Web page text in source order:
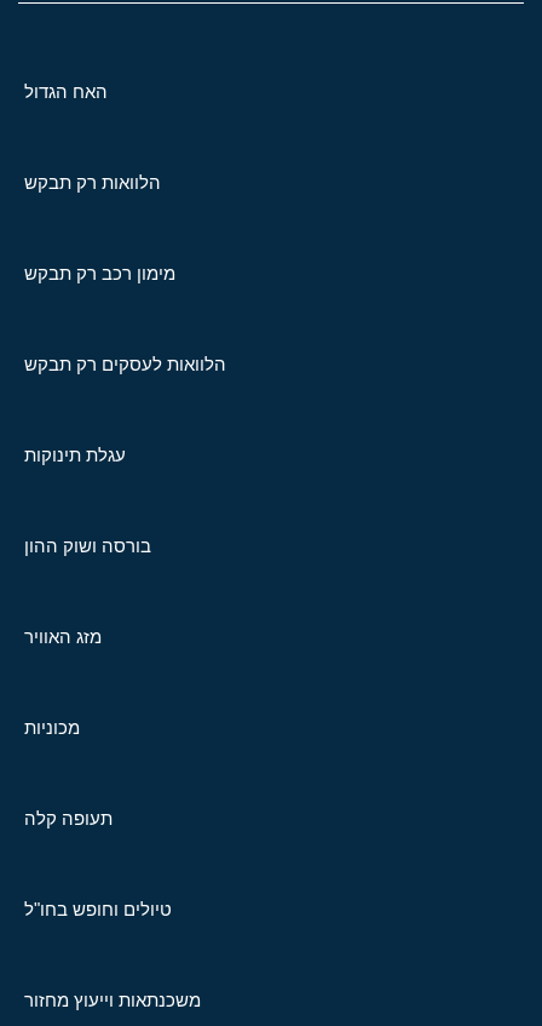
האח הגדול
הלוואות רק תבקש
מימון רכב רק תבקש
הלוואות לעסקים רק תבקש
עגלת תינוקות
בורסה ושוק ההון
מזג האוויר
מכוניות
תעופה קלה
טיולים וחופש בחו"ל
משכנתאות וייעוץ מחזור